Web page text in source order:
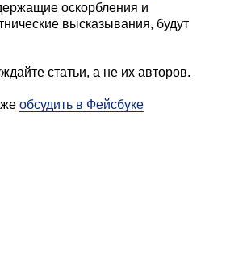
оскорбления и
высказывания, будут
статьи, а не их авторов.
обсудить в Фейсбуке